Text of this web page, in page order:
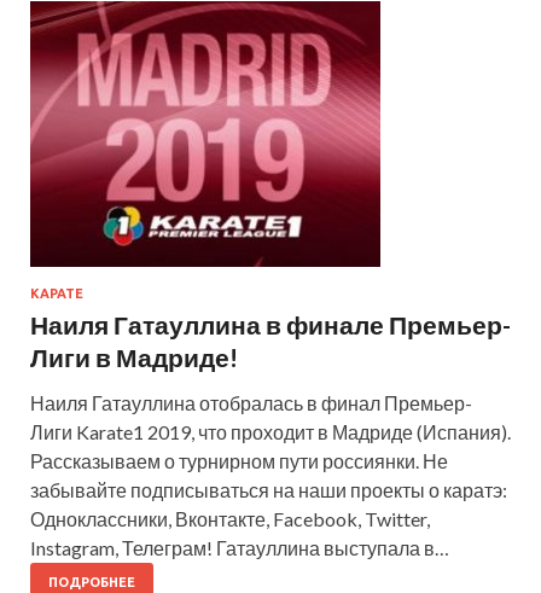
КАРАТЕ
Наиля Гатауллина в финале Премьер-
Лиги в Мадриде!
Наиля Гатауллина отобралась в финал Премьер-
Лиги Karate1 2019, что проходит в Мадриде (Испания).
Рассказываем о турнирном пути россиянки. Не
забывайте подписываться на наши проекты о каратэ:
Одноклассники, Вконтакте, Facebook, Twitter,
Instagram, Телеграм! Гатауллина выступала в…
ПОДРОБНЕЕ